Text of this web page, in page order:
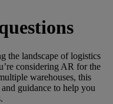
the landscape of logistics
considering AR for the
warehouses, this
guidance to help you